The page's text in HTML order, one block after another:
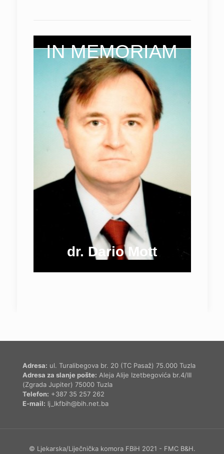
dr. Dario Mott
IN MEMORIAM
Adresa: ul. Turalibegova br. 20 (TC Pasaž) 75.000 Tuzla
Adresa za slanje pošte: Aleja Alije Izetbegovića br.4/III
(Zgrada Jupiter) 75000 Tuzla
Telefon: +387 35 257 262
E-mail: lj_lkfbih@bih.net.ba
© Ljekarska/Liječnička komora FBiH 2021 - FMC B&H.